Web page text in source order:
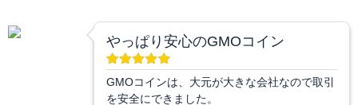
やっぱり安心のGMOコイン
GMOコインは、大元が大きな会社なので取引
を安全にできました。